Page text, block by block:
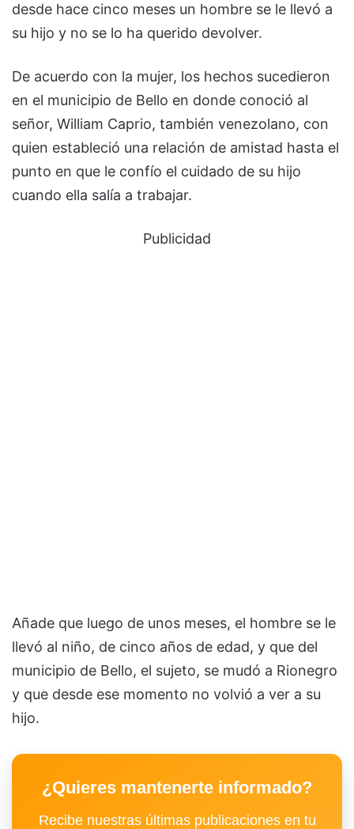
desde hace cinco meses un hombre se le llevó a
su hijo y no se lo ha querido devolver.
De acuerdo con la mujer, los hechos sucedieron
en el municipio de Bello en donde conoció al
señor, William Caprio, también venezolano, con
quien estableció una relación de amistad hasta el
punto en que le confío el cuidado de su hijo
cuando ella salía a trabajar.
Publicidad
Añade que luego de unos meses, el hombre se le
llevó al niño, de cinco años de edad, y que del
municipio de Bello, el sujeto, se mudó a Rionegro
y que desde ese momento no volvió a ver a su
hijo.
¿Quieres mantenerte informado?
Recibe nuestras últimas publicaciones en tu